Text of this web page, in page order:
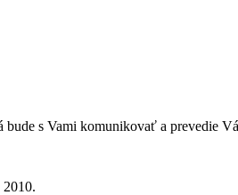
s Vami komunikovať a prevedie